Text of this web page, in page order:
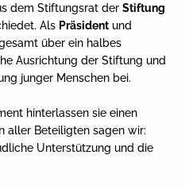
dem Stiftungsrat der Stiftung
Als Präsident und
über ein halbes
Ausrichtung der Stiftung und
junger Menschen bei.
hinterlassen sie einen
aller Beteiligten sagen wir:
Unterstützung und die